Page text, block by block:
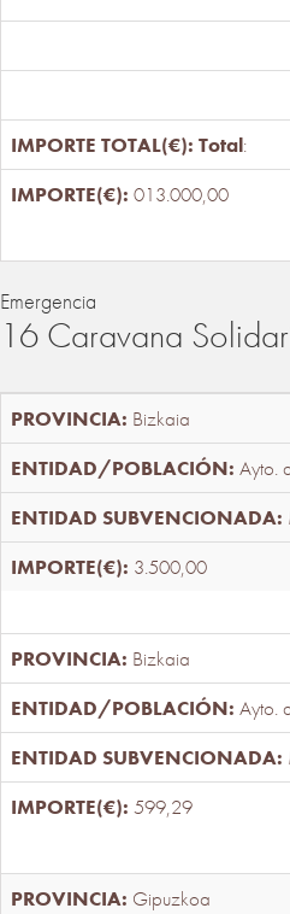
Total:
013.000,00
Emergencia
16 Caravana
Bizkaia
Ayto.
3.500,00
Bizkaia
Ayto.
599,29
Gipuzkoa